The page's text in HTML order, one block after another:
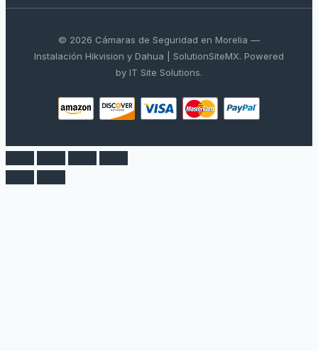
© 2026 Cámaras de Seguridad en Morelia —
Instalación Hikvision y Dahua | SolutionSiteMX. Powered
by IT Site Solutions.